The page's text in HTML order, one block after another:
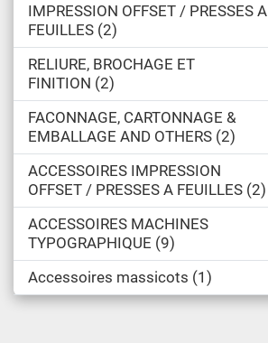
IMPRESSION OFFSET / PRESSES A
FEUILLES 2
RELIURE, BROCHAGE ET
FINITION 2
FACONNAGE, CARTONNAGE &
EMBALLAGE AND OTHERS 2
ACCESSOIRES IMPRESSION
OFFSET / PRESSES A FEUILLES 2
ACCESSOIRES MACHINES
TYPOGRAPHIQUE 9
Accessoires massicots 1